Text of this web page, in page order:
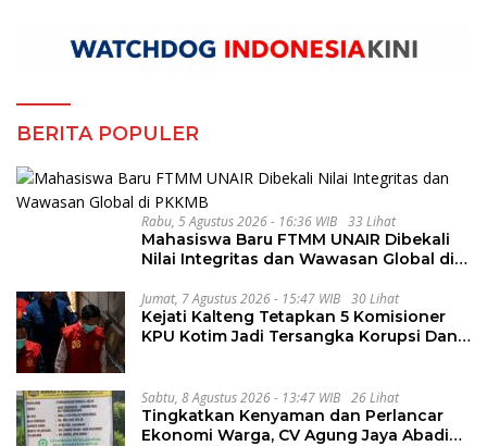
BERITA POPULER
Rabu, 5 Agustus 2026 - 16:36 WIB 33 Lihat
Mahasiswa Baru FTMM UNAIR Dibekali
Nilai Integritas dan Wawasan Global di
Jumat, 7 Agustus 2026 - 15:47 WIB 30 Lihat
Kejati Kalteng Tetapkan 5 Komisioner
KPU Kotim Jadi Tersangka Korupsi Dana
Sabtu, 8 Agustus 2026 - 13:47 WIB 26 Lihat
Tingkatkan Kenyaman dan Perlancar
Ekonomi Warga, CV Agung Jaya Abadi